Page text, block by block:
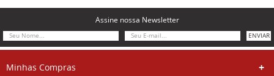
Assine nossa Newsletter
ENVIAR
Minhas Compras